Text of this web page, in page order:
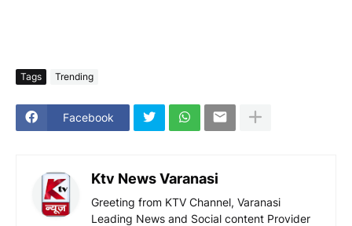
Tags Trending
Facebook
Ktv News Varanasi
Greeting from KTV Channel, Varanasi
Leading News and Social content Provider